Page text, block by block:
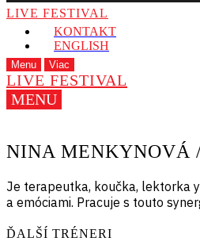
LIVE FESTIVAL
KONTAKT
ENGLISH
Menu Viac
LIVE FESTIVAL
MENU
NINA MENKYNOVÁ
Je terapeutka, koučka, lektorka
a emóciami. Pracuje s touto
ĎALŠÍ TRÉNERI